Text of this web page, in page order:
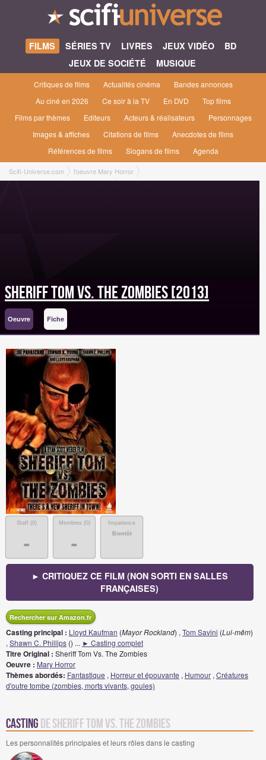
FILMS SÉRIES TV LIVRES JEUX VIDÉO
BD
JEUX DE SOCIÉTÉ
MUSIQUE
Critiques de films Actualités cinéma
Bandes annonces
Au ciné en 2026
Ce soir à la TV En DVD
Top films
Films par thèmes
Editeurs Acteurs & réalisateurs
Personnages
Images & affiches
Citations de films
Anecdotes de films
Références de films
Slogans de films Agenda
Scifi-Universe.com
l'oeuvre Mary Horror
Sheriff Tom Vs. The Zombies [2013]
Sheriff Tom Vs. The Zombies [2013]
Oeuvre Fiche
Staff (0)
-
Membres (0)
-
Impatience
Bientôt
► CRITIQUEZ CE FILM (NON SORTI EN SALLES
FRANÇAISES)
Rechercher sur Amazon.fr
Casting principal : Lloyd Kaufman (Mayor Rockland) , Tom Savini (Lui-mêm)
, Shawn C. Phillips () ... ► Casting complet
Titre Original : Sheriff Tom Vs. The Zombies
Oeuvre : Mary Horror
Thèmes abordés: Fantastique , Horreur et épouvante , Humour , Créatures
d'outre tombe (zombies, morts vivants, goules)
Casting de Sheriff Tom Vs. The Zombies
Les personnalités principales et leurs rôles dans le casting